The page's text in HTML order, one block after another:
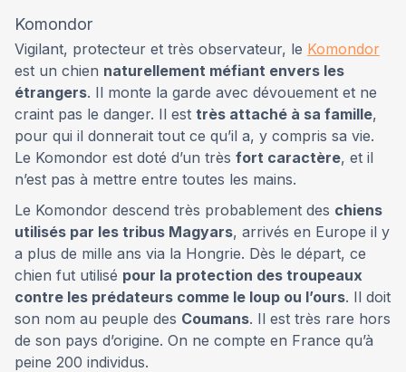
Komondor
Vigilant, protecteur et très observateur, le Komondor
est un chien naturellement méfiant envers les
étrangers. Il monte la garde avec dévouement et ne
craint pas le danger. Il est très attaché à sa famille,
pour qui il donnerait tout ce qu’il a, y compris sa vie.
Le Komondor est doté d’un très fort caractère, et il
n’est pas à mettre entre toutes les mains.
Le Komondor descend très probablement des chiens
utilisés par les tribus Magyars, arrivés en Europe il y
a plus de mille ans via la Hongrie. Dès le départ, ce
chien fut utilisé pour la protection des troupeaux
contre les prédateurs comme le loup ou l’ours. Il doit
son nom au peuple des Coumans. Il est très rare hors
de son pays d’origine. On ne compte en France qu’à
peine 200 individus.